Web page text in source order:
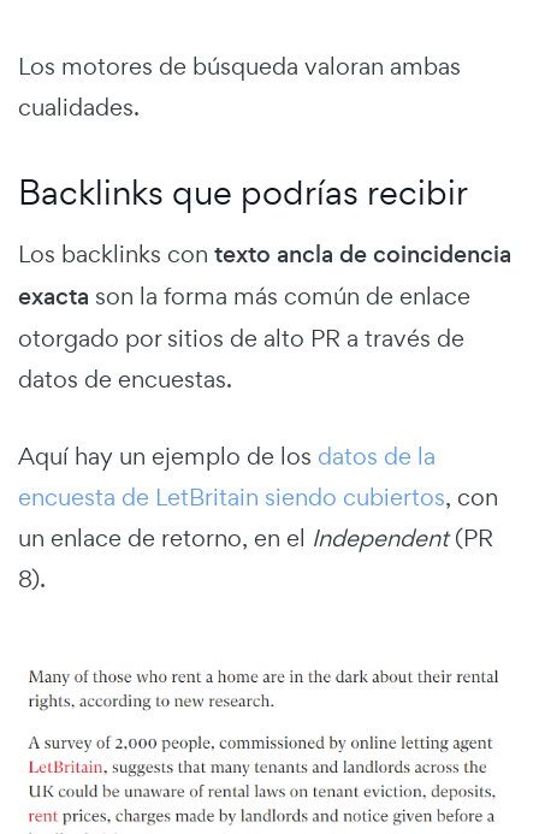
Los motores de búsqueda valoran ambas
cualidades.
Backlinks que podrías recibir
Los backlinks con texto ancla de coincidencia
exacta son la forma más común de enlace
otorgado por sitios de alto PR a través de
datos de encuestas.
Aquí hay un ejemplo de los datos de la
encuesta de LetBritain siendo cubiertos, con
un enlace de retorno, en el Independent(PR
8).